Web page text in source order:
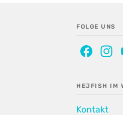
FOLGE UNS
HEJFISH IM
Kontakt